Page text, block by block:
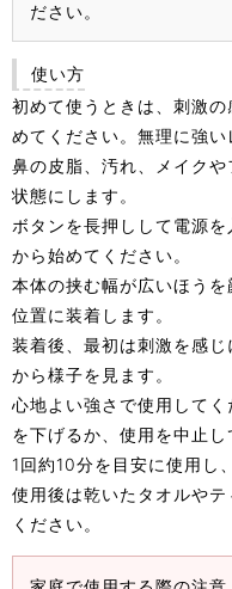
ださい。
使い方
初めて使うときは、刺激
めてください。無理に強い
鼻の皮脂、汚れ、メイク
状態にします。
ボタンを長押しして電源
から始めてください。
本体の挟む幅が広いほう
位置に装着します。
装着後、最初は刺激を感
から様子を見ます。
心地よい強さで使用して
を下げるか、使用を中止し
1回約10分を目安に使用し
使用後は乾いたタオルや
ください。